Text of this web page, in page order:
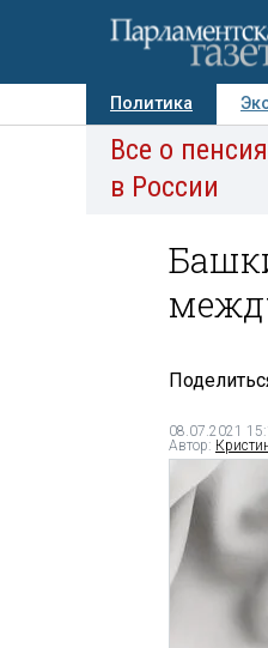
Политика
Авторы
Все о
в России
08.07.2021
Автор: